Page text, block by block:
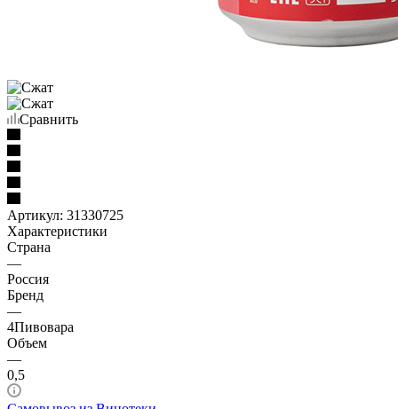
Сравнить
Артикул: 31330725
Характеристики
Страна
—
Россия
Бренд
—
4Пивовара
Объем
—
0,5